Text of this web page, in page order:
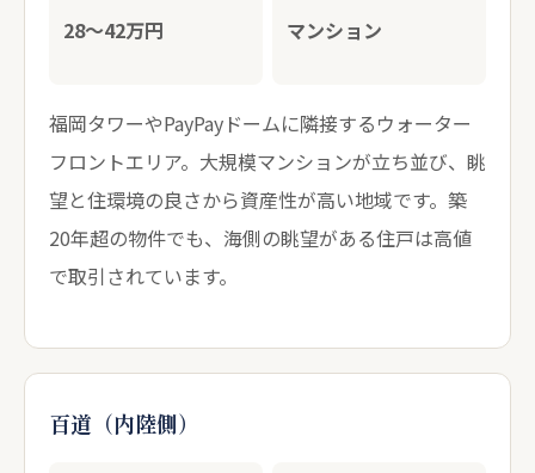
28〜42万円 マンション
福岡タワーやPayPayドームに隣接するウォーター
フロントエリア。大規模マンションが立ち並び、眺
望と住環境の良さから資産性が高い地域です。築
20年超の物件でも、海側の眺望がある住戸は高値
で取引されています。
百道（内陸側）